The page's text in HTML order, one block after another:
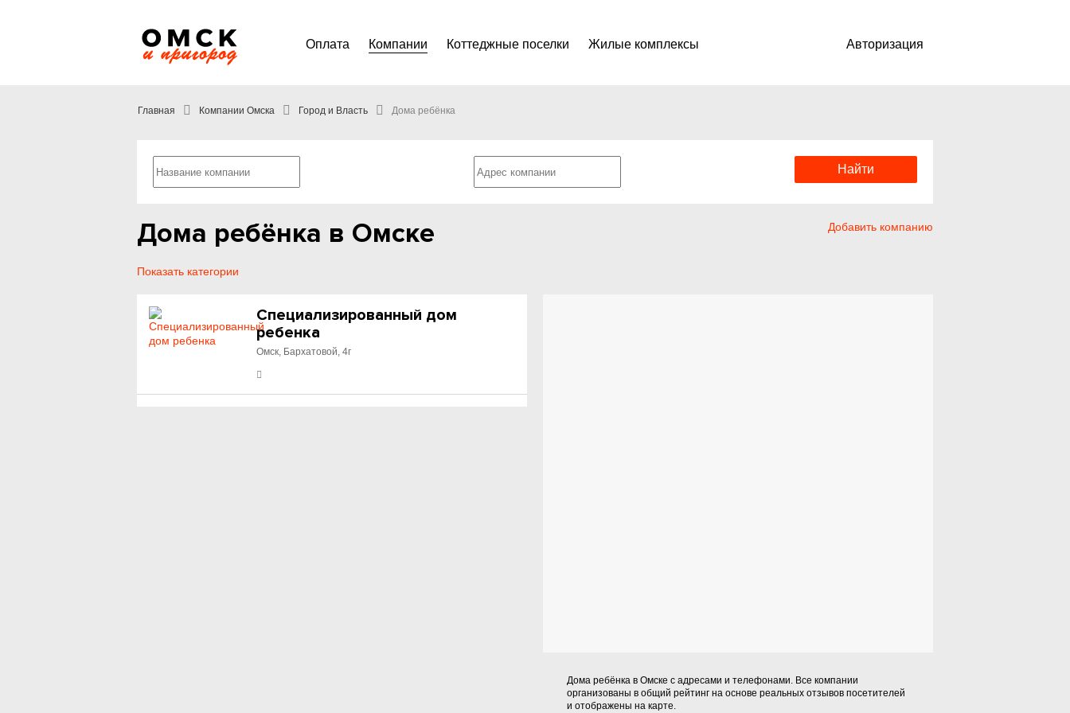
Оплата Компании Коттеджные поселки Жилые комплексы Авторизация
Главная Компании Омска Город и Власть Дома ребёнка
Добавить компанию
Дома ребёнка в Омске
Показать категории
Специализированный дом
ребенка
Омск, Бархатовой, 4г
Дома ребёнка в Омске с адресами и телефонами. Все компании
организованы в общий рейтинг на основе реальных отзывов посетителей
и отображены на карте.